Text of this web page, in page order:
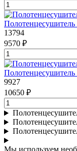
13794
9570 ₽
9927
10650 ₽